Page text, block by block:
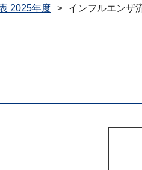
2025年度 インフルエンザ